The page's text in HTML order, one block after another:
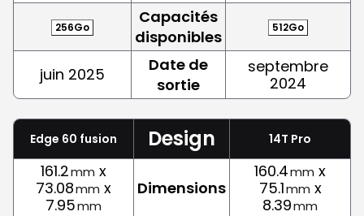
256Go
Capacités
disponibles
512Go
juin 2025
Date de
sortie
septembre
2024
Edge 60 fusion Design 14T Pro
161.2mm x
73.08mm x
7.95mm
Dimensions
160.4mm x
75.1mm x
8.39mm